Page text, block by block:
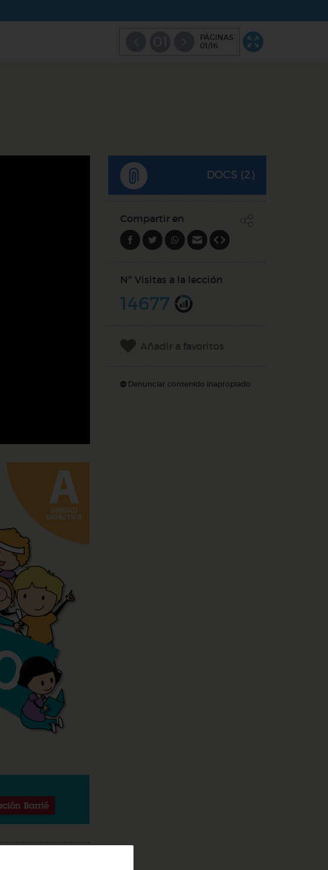
PÁGINAS
01/16
DOCS (2)
Compartir en
Nº Visitas a la lección
14677
Añadir a favoritos
Denunciar contenido inapropiado